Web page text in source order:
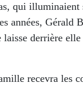
qui
années, Gérald
derrière
recevra les